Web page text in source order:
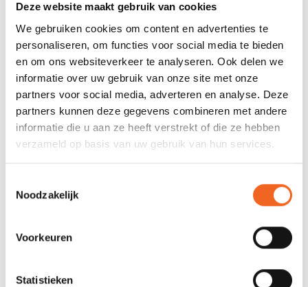
Deze website maakt gebruik van cookies
We gebruiken cookies om content en advertenties te
personaliseren, om functies voor social media te bieden
en om ons websiteverkeer te analyseren. Ook delen we
informatie over uw gebruik van onze site met onze
partners voor social media, adverteren en analyse. Deze
partners kunnen deze gegevens combineren met andere
informatie die u aan ze heeft verstrekt of die ze hebben
verzameld op basis van uw gebruik van hun services.
Noodzakelijk
Voorkeuren
Statistieken
NANUK 904,
NANUK 903,
€55,00